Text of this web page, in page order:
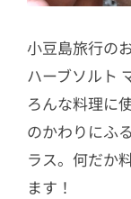
小豆島旅行の
ハーブソルト
ろんな料理に
のかわりにふ
ラス。何だか
ます！